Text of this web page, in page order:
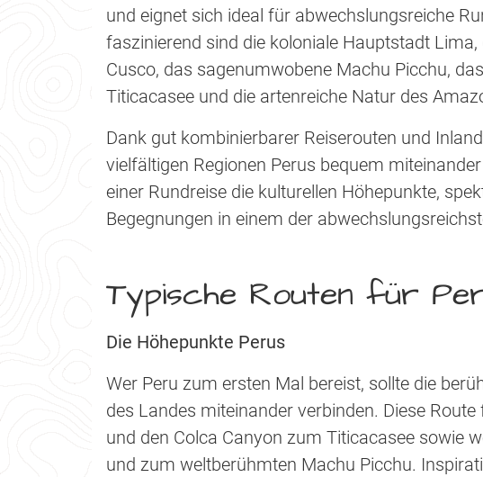
und eignet sich ideal für abwechslungsreiche
faszinierend sind die koloniale Hauptstadt
Cusco, das sagenumwobene Machu Picchu,
Titicacasee und die artenreiche Natur des
Dank gut kombinierbarer Reiserouten und
vielfältigen Regionen Perus bequem
einer Rundreise die kulturellen Höhepunkte,
Begegnungen in einem der
Typische Routen für
Die Höhepunkte Perus
Wer Peru zum ersten Mal bereist, sollte die
des Landes miteinander verbinden. Diese
und den Colca Canyon zum Titicacasee sowie
und zum weltberühmten Machu Picchu.